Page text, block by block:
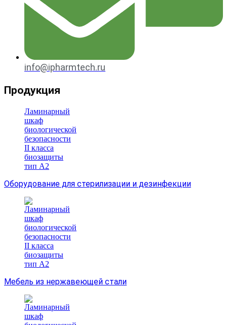
info@ipharmtech.ru
Продукция
Оборудование для стерилизации и дезинфекции
Мебель из нержавеющей стали